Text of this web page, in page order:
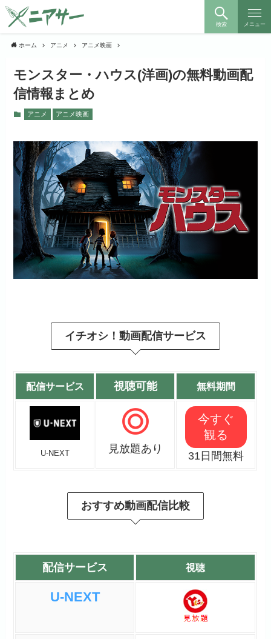
検索 メニュー
ホーム アニメ アニメ映画
モンスター・ハウス(洋画)の無料動画配
信情報まとめ
アニメ アニメ映画
イチオシ！動画配信サービス
配信サービス 視聴可能 無料期間
U-NEXT 見放題あり
今すぐ
観る
31日間無料
おすすめ動画配信比較
配信サービス 視聴
U-NEXT